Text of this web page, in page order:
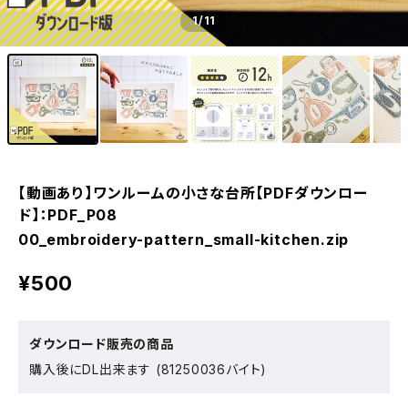
1/11
【動画あり】ワンルームの小さな台所【PDFダウンロー
ド】：PDF_P08
00_embroidery-pattern_small-kitchen.zip
¥500
ダウンロード販売の商品
購入後にDL出来ます (81250036バイト)